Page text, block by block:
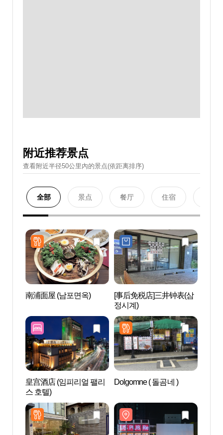
附近推荐景点
查看附近半径50公里內的景点(依距离排序)
全部 景点 餐厅 住宿
南浦面屋 (남포면옥)
[事后免税店]三井钟表(삼
정시계)
皇宫酒店 (임피리얼 팰리
스 호텔)
Dolgomne ( 돌곰네 )